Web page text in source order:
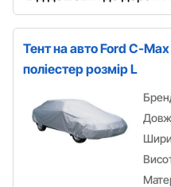
Тент на авто Ford C-
поліестер розмір L